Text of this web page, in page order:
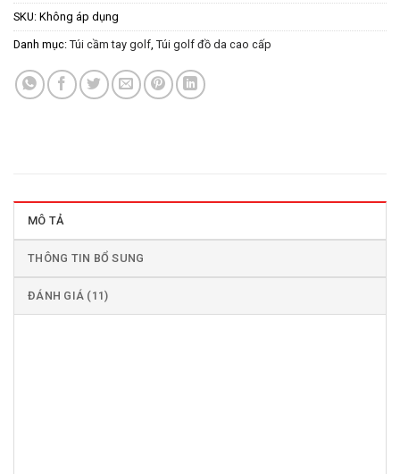
SKU: Không áp dụng
Danh mục: Túi cầm tay golf, Túi golf đồ da cao cấp
MÔ TẢ
THÔNG TIN BỔ SUNG
ĐÁNH GIÁ (11)